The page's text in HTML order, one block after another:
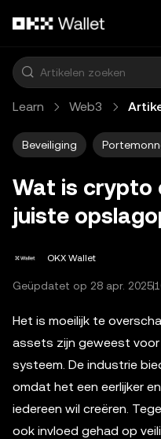
Learn Web3
Beveiliging
Wat is crypto
juiste
OKX Wallet
Geüpdatet op 28 apr. 2025
Het is moeilijk te
assets zijn geweest
systeem. De industrie
omdat het een eerlijker
iedereen wil creëren.
ook invloed gehad op